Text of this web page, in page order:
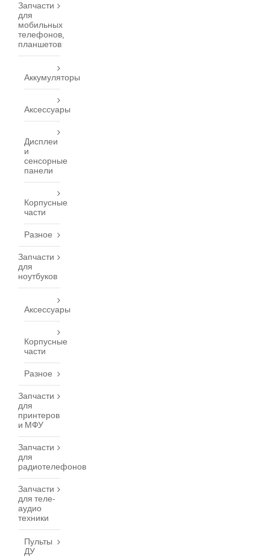
Запчасти
для
мобильных
телефонов,
планшетов
Аккумуляторы
Аксессуары
Дисплеи
и
сенсорные
панели
Корпусные
части
Разное
Запчасти
для
ноутбуков
Аксессуары
Корпусные
части
Разное
Запчасти
для
принтеров
и МФУ
Запчасти
для
радиотелефонов
Запчасти
для теле-
аудио
техники
Пульты
ДУ